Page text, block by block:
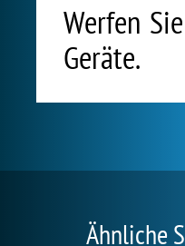
Werfen
Geräte.
Ähnliche